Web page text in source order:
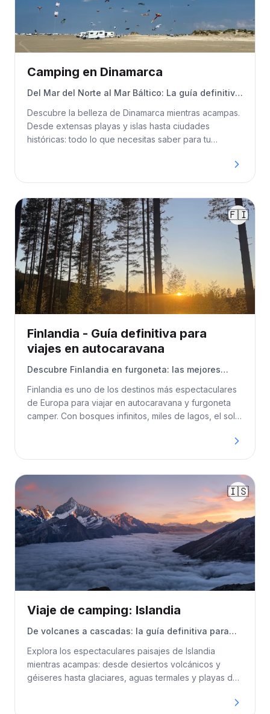
Camping en Dinamarca
Del Mar del Norte al Mar Báltico: La guía definitiva
Descubre la belleza de Dinamarca mientras acampas.
Desde extensas playas y islas hasta ciudades
históricas: todo lo que necesitas saber para tu
🇫🇮
Finlandia - Guía definitiva para
viajes en autocaravana
Descubre Finlandia en furgoneta: las mejores
artículos imprescindibles para acampar
Finlandia es uno de los destinos más espectaculares
de Europa para viajar en autocaravana y furgoneta
camper. Con bosques infinitos, miles de lagos, el sol
útiles, consejos de temporada y todo lo necesario
para una aventura inolvidable en autocaravana por
Finlandia.
🇮🇸
Viaje de camping: Islandia
De volcanes a cascadas: la guía definitiva para
Explora los espectaculares paisajes de Islandia
mientras acampas: desde desiertos volcánicos y
géiseres hasta glaciares, aguas termales y playas de